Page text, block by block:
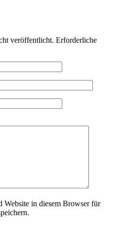
veröffentlicht. Erforderliche
Website in diesem Browser für